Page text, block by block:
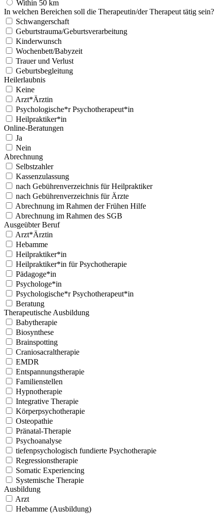
Within 50 km
In welchen Bereichen soll die Therapeutin/der Therapeut tätig sein?
Schwangerschaft
Geburtstrauma/Geburtsverarbeitung
Kinderwunsch
Wochenbett/Babyzeit
Trauer und Verlust
Geburtsbegleitung
Heilerlaubnis
Keine
Arzt*Ärztin
Psychologische*r Psychotherapeut*in
Heilpraktiker*in
Online-Beratungen
Ja
Nein
Abrechnung
Selbstzahler
Kassenzulassung
nach Gebührenverzeichnis für Heilpraktiker
nach Gebührenverzeichnis für Ärzte
Abrechnung im Rahmen der Frühen Hilfe
Abrechnung im Rahmen des SGB
Ausgeübter Beruf
Arzt*Ärztin
Hebamme
Heilpraktiker*in
Heilpraktiker*in für Psychotherapie
Pädagoge*in
Psychologe*in
Psychologische*r Psychotherapeut*in
Beratung
Therapeutische Ausbildung
Babytherapie
Biosynthese
Brainspotting
Craniosacraltherapie
EMDR
Entspannungstherapie
Familienstellen
Hypnotherapie
Integrative Therapie
Körperpsychotherapie
Osteopathie
Pränatal-Therapie
Psychoanalyse
tiefenpsychologisch fundierte Psychotherapie
Regressionstherapie
Somatic Experiencing
Systemische Therapie
Ausbildung
Arzt
Hebamme (Ausbildung)